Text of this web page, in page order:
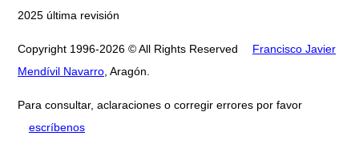
2025 última revisión
Copyright 1996-2026 © All Rights Reserved
Francisco Javier
Mendívil Navarro , Aragón.
Para consultar, aclaraciones o corregir errores por favor
escríbenos